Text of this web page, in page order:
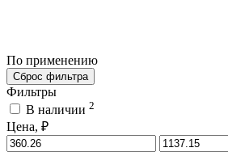
По применению
Сброс фильтра
Фильтры
В наличии 2
Цена, ₽